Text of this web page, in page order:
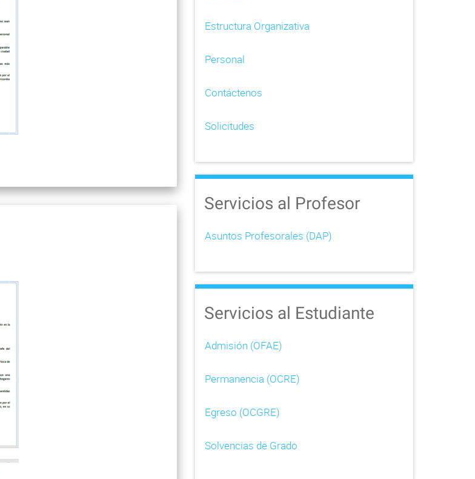
Estructura Organizativa
Personal
Contáctenos
Solicitudes
Servicios al Profesor
Asuntos Profesorales (DAP)
Servicios al Estudiante
Admisión (OFAE)
Permanencia (OCRE)
Egreso (OCGRE)
Solvencias de Grado